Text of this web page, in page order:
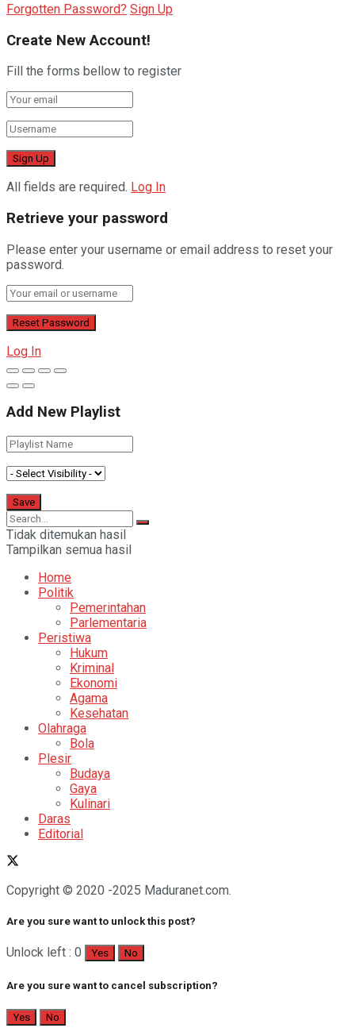
Forgotten Password? Sign Up
Create New Account!
Fill the forms bellow to register
All fields are required. Log In
Retrieve your password
Please enter your username or email address to reset your
password.
Log In
Add New Playlist
Tidak ditemukan hasil
Tampilkan semua hasil
Home
Politik
Pemerintahan
Parlementaria
Peristiwa
Hukum
Kriminal
Ekonomi
Agama
Kesehatan
Olahraga
Bola
Plesir
Budaya
Gaya
Kulinari
Daras
Editorial
Copyright © 2020 -2025 Maduranet.com.
Are you sure want to unlock this post?
Unlock left : 0 Yes No
Are you sure want to cancel subscription?
Yes No